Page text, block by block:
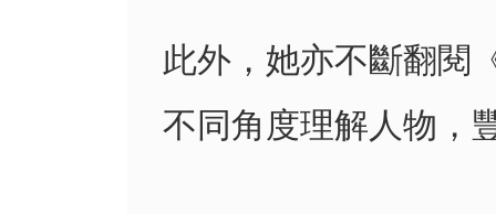
此外，她亦不斷翻閱
不同角度理解人物，